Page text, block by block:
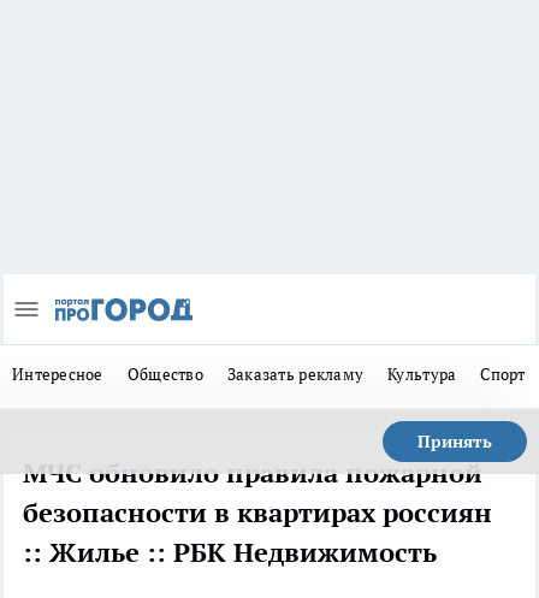
Интересное Общество Заказать рекламу Культура Спорт
Принять
МЧС обновило правила пожарной
безопасности в квартирах россиян
:: Жилье :: РБК Недвижимость